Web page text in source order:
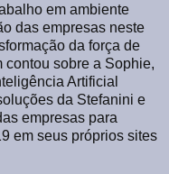
em ambiente
das empresas neste
da força de
contou sobre a Sophie,
Artificial
da Stefanini e
empresas para
em seus próprios sites